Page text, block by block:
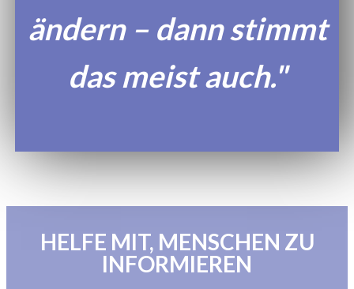
ändern – dann stimmt
das meist auch."
HELFE MIT, MENSCHEN ZU
INFORMIEREN